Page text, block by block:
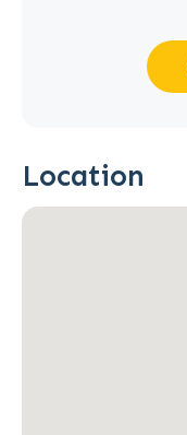
Location